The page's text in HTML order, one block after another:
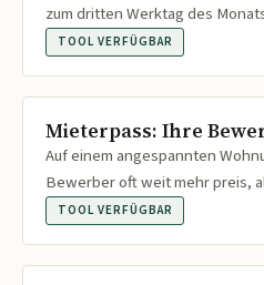
zum dritten Werktag des
TOOL VERFÜGBAR
Mieterpass: Ihre
Auf einem angespannten
Bewerber oft weit mehr preis,
TOOL VERFÜGBAR